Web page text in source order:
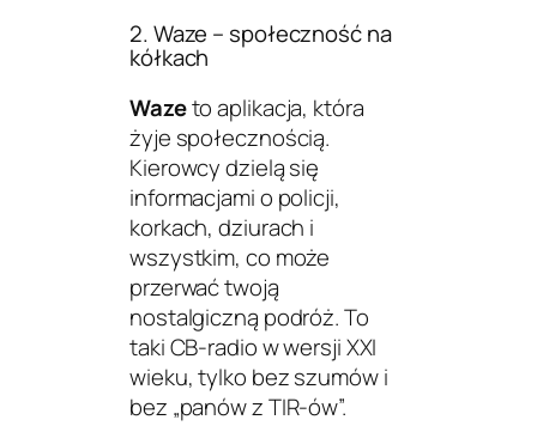
2. Waze – społeczność na
kółkach
Wazeto aplikacja, która
żyje społecznością.
Kierowcy dzielą się
informacjami o policji,
korkach, dziurach i
wszystkim, co może
przerwać twoją
nostalgiczną podróż. To
taki CB-radio w wersji XXI
wieku, tylko bez szumów i
bez „panów z TIR-ów”.